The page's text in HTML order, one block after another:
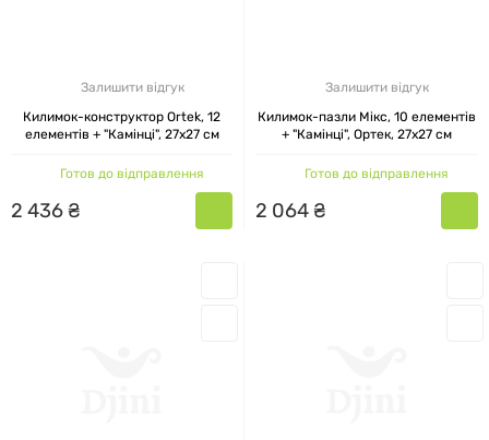
Залишити відгук
Килимок-конструктор Ortek, 12
елементів + "Камінці", 27x27 см
Готов до відправлення
2 436₴
Залишити відгук
Килимок-пазли Мікс, 10 елементів
+ "Камінці", Ортек, 27x27 см
Готов до відправлення
2 064₴